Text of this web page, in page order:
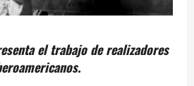
el trabajo de realizadores